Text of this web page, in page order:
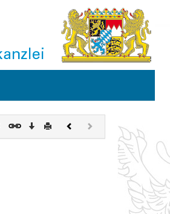
Download
DruckenVorherigesNächstes
Dokument
(inaktiv)